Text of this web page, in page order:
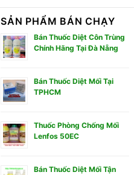
SẢN PHẨM BÁN CHẠY
Bán Thuốc Diệt Côn Trùng
Chính Hãng Tại Đà Nẵng
Bán Thuốc Diệt Mối Tại
TPHCM
Thuốc Phòng Chống Mối
Lenfos 50EC
Bán Thuốc Diệt Mối Tận